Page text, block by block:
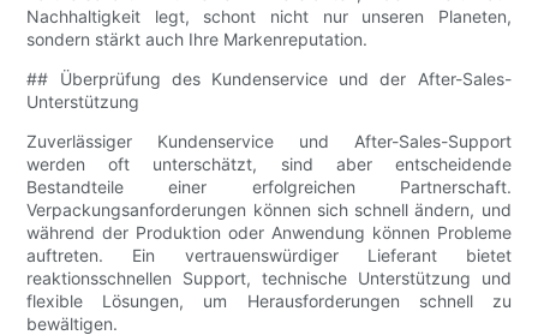
Nachhaltigkeit legt, schont nicht nur unseren Planeten,
sondern stärkt auch Ihre Markenreputation.
## Überprüfung des Kundenservice und der After-Sales-
Unterstützung
Zuverlässiger Kundenservice und After-Sales-Support
werden oft unterschätzt, sind aber entscheidende
Bestandteile einer erfolgreichen Partnerschaft.
Verpackungsanforderungen können sich schnell ändern, und
während der Produktion oder Anwendung können Probleme
auftreten. Ein vertrauenswürdiger Lieferant bietet
reaktionsschnellen Support, technische Unterstützung und
flexible Lösungen, um Herausforderungen schnell zu
bewältigen.